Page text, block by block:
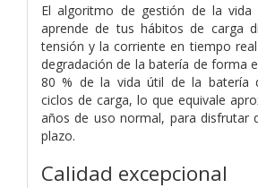
El algoritmo de gestión de la
aprende de tus hábitos de carga
tensión y la corriente en tiempo
degradación de la batería de forma
80 % de la vida útil de la batería
ciclos de carga, lo que equivale
años de uso normal, para disfrutar
plazo.
Calidad excepcional